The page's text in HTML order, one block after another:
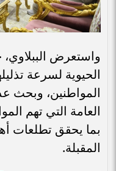
واستعرض
الحيوية لسرعة
المواطنين، وبحث
العامة التي تهم
بما يحقق تطلعات
المقبلة.